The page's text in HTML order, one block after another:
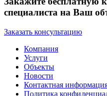
специалиста на Ваш
Заказать консультацию
Компания
Услуги
Объекты
Новости
Контактная
Политика